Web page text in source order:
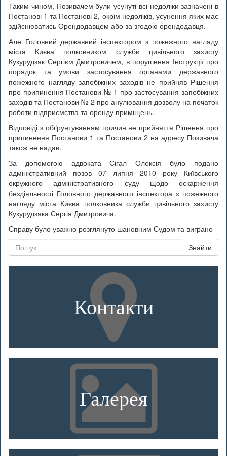
Таким чином, Позивачем були усунуті всі недоліки зазначені в
Постанові 1 та Постанові 2, окрім недоліків, усунення яких має
здійснюватись Орендодавцем або за згодою орендодавця.
Але Головний державний інспектором з пожежного нагляду
міста Києва полковником служби цивільного захисту
Кукурудзяк Сергієм Дмитровичем, в порушення Інструкції про
порядок та умови застосування органами державного
пожежного нагляду запобіжних заходів не прийняв Рішення
про припинення Постанови № 1 про застосування запобіжних
заходів та Постанови № 2 про анулювання дозволу на початок
роботи підприємства та оренду приміщень.
Відповіді з обґрунтуванням причин не прийняття Рішення про
припинення Постанови 1 та Постанови 2 на адресу Позивача
також не надав.
За допомогою адвоката Сігал Олексія було подано
адміністративний позов 07 липня 2010 року Київського
окружного адміністративного суду щодо оскарження
бездіяльності Головного державного інспектора з пожежного
нагляду міста Києва полковника служби цивільного захисту
Кукурудзяка Сергія Дмитровича.
Справу було уважно розглянуто шановним Судом та виграно
Знайти
Контакти
Галерея